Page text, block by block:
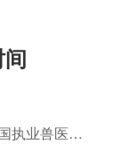
2021年全国执业兽医资格考试真题